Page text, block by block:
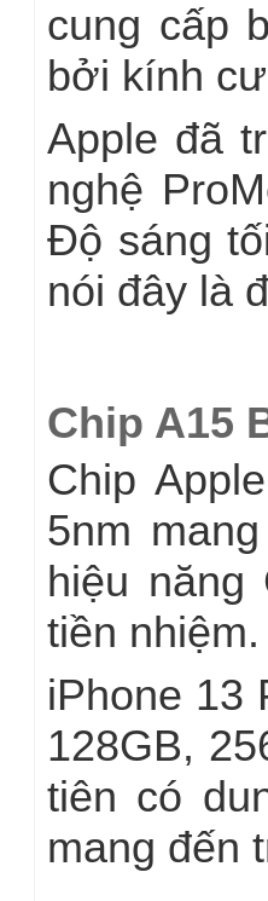
cung cấp
bởi kính
Apple đã
nghệ
Độ sáng
nói đây là
Chip A15
Chip
5nm
hiệu
tiền nhiệm.
iPhone 13
128GB,
tiên có
mang đến